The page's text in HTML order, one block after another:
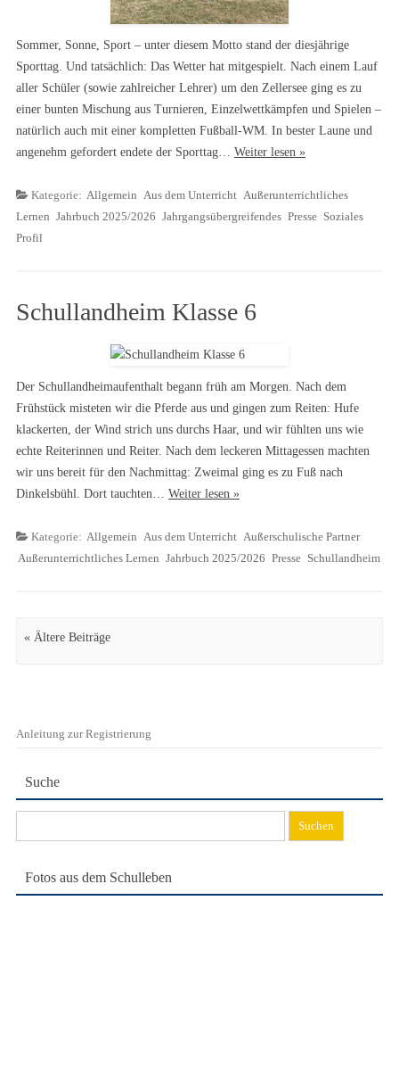
Sommer, Sonne, Sport – unter diesem Motto stand der diesjährige
Sporttag. Und tatsächlich: Das Wetter hat mitgespielt. Nach einem Lauf
aller Schüler (sowie zahlreicher Lehrer) um den Zellersee ging es zu
einer bunten Mischung aus Turnieren, Einzelwettkämpfen und Spielen –
natürlich auch mit einer kompletten Fußball-WM. In bester Laune und
angenehm gefordert endete der Sporttag… Weiter lesen »
Kategorie: Allgemein Aus dem Unterricht Außerunterrichtliches
Lernen Jahrbuch 2025/2026 Jahrgangsübergreifendes Presse Soziales
Profil
Schullandheim Klasse 6
Der Schullandheimaufenthalt begann früh am Morgen. Nach dem
Frühstück misteten wir die Pferde aus und gingen zum Reiten: Hufe
klackerten, der Wind strich uns durchs Haar, und wir fühlten uns wie
echte Reiterinnen und Reiter. Nach dem leckeren Mittagessen machten
wir uns bereit für den Nachmittag: Zweimal ging es zu Fuß nach
Dinkelsbühl. Dort tauchten… Weiter lesen »
Kategorie: Allgemein Aus dem Unterricht Außerschulische Partner
Außerunterrichtliches Lernen Jahrbuch 2025/2026 Presse Schullandheim
Artikel Navigation
« Ältere Beiträge
Anleitung zur Registrierung
Suche
nach:
Fotos aus dem Schulleben